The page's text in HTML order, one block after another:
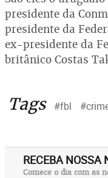
presidente da
presidente da
ex-presidente da
britânico Costas
Tags #fbl
RECEBA NOSSA
Comece o dia com as